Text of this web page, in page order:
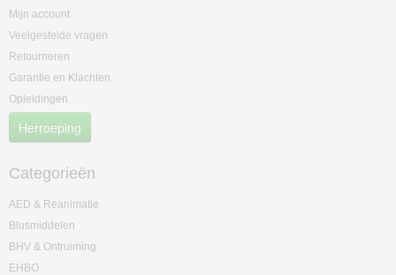
Mijn account
Veelgestelde vragen
Retourneren
Garantie en Klachten
Opleidingen
Herroeping
Categorieën
AED & Reanimatie
Blusmiddelen
BHV & Ontruiming
EHBO